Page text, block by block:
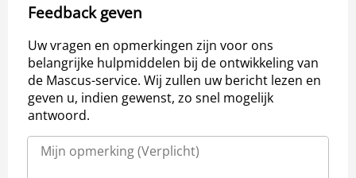
Feedback geven
Uw vragen en opmerkingen zijn voor ons
belangrijke hulpmiddelen bij de ontwikkeling van
de Mascus-service. Wij zullen uw bericht lezen en
geven u, indien gewenst, zo snel mogelijk
antwoord.